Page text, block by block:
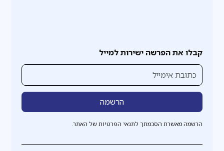
קבלו את הפרשה ישירות למייל
הרשמה מאשרת הסכמתך לתנאי הפרטיות של האתר.